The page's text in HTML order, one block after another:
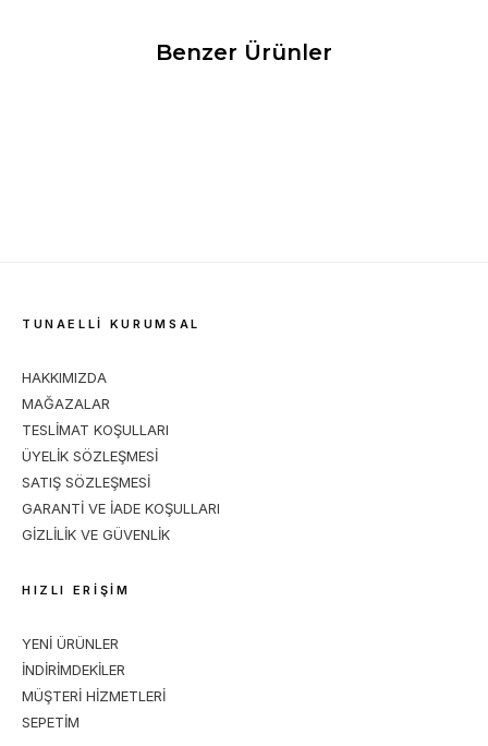
Benzer Ürünler
TUNAELLİ KURUMSAL
HAKKIMIZDA
MAĞAZALAR
TESLİMAT KOŞULLARI
ÜYELİK SÖZLEŞMESİ
SATIŞ SÖZLEŞMESİ
GARANTİ VE İADE KOŞULLARI
GİZLİLİK VE GÜVENLİK
HIZLI ERİŞİM
YENİ ÜRÜNLER
İNDİRİMDEKİLER
MÜŞTERİ HİZMETLERİ
SEPETİM